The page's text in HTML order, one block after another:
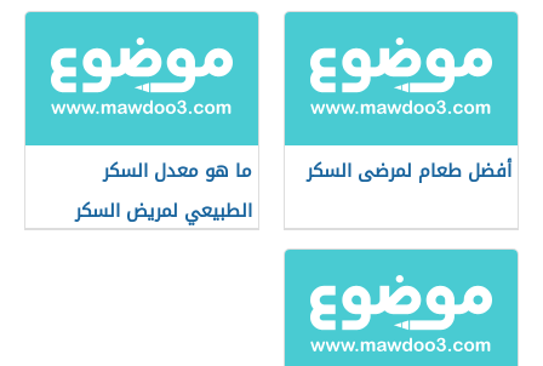
أفضل طعام لمرضى السكر
ما هو معدل السكر
الطبيعي لمريض السكر